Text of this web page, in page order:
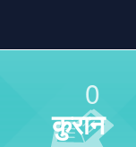
0
कुरान